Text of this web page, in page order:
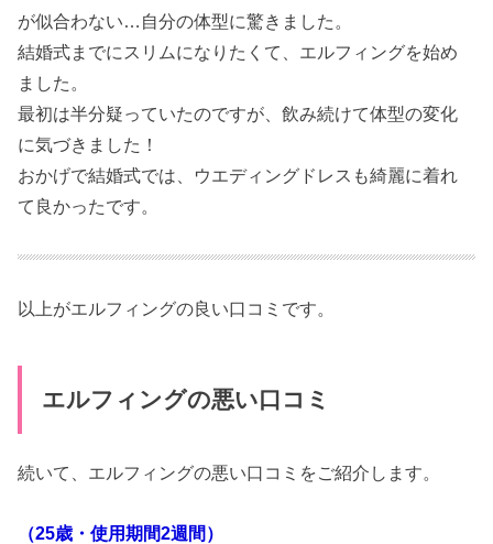
が似合わない…自分の体型に驚きました。
結婚式までにスリムになりたくて、エルフィングを始め
ました。
最初は半分疑っていたのですが、飲み続けて体型の変化
に気づきました！
おかげで結婚式では、ウエディングドレスも綺麗に着れ
て良かったです。
以上がエルフィングの良い口コミです。
エルフィングの悪い口コミ
続いて、エルフィングの悪い口コミをご紹介します。
（25歳・使用期間2週間）